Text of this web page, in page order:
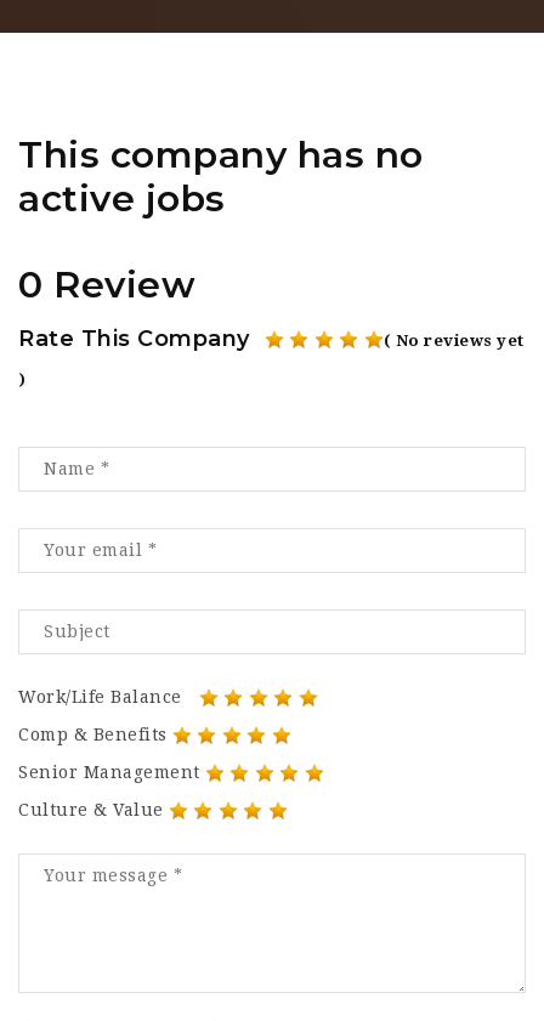
This company has no
active jobs
0 Review
Rate This Company ( No reviews yet
)
Work/Life Balance
Comp & Benefits
Senior Management
Culture & Value